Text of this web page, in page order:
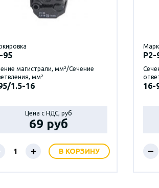
95
магистрали, мм²/Сечение
мм²
1.5-16
Цена с НДС, руб
69 руб
+ В КОРЗИНУ
P2-
16-
–